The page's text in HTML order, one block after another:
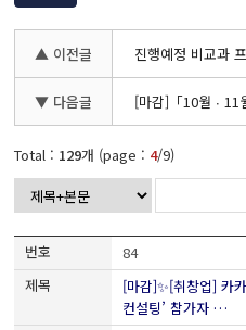
▲ 이전글 진행예정 비교과
▼ 다음글
Total : 129개 (page : 4/9)
84
[마감]✨[취창업] 카
컨설팅’ 참가자 …